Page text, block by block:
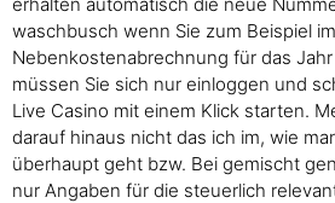
waschbusch wenn Sie zum Beispiel
Nebenkostenabrechnung für das
müssen Sie sich nur einloggen und
Live Casino mit einem Klick starten.
darauf hinaus nicht das ich im, wie
überhaupt geht bzw. Bei gemischt
nur Angaben für die steuerlich